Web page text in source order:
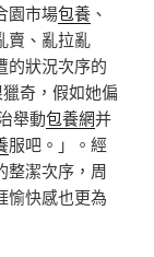
園市場包養 、
賣、亂拉亂
的狀況次序的
奇，假如她偏
舉動包養網并
服吧。」。經
整潔次序，周
愉快感也更為